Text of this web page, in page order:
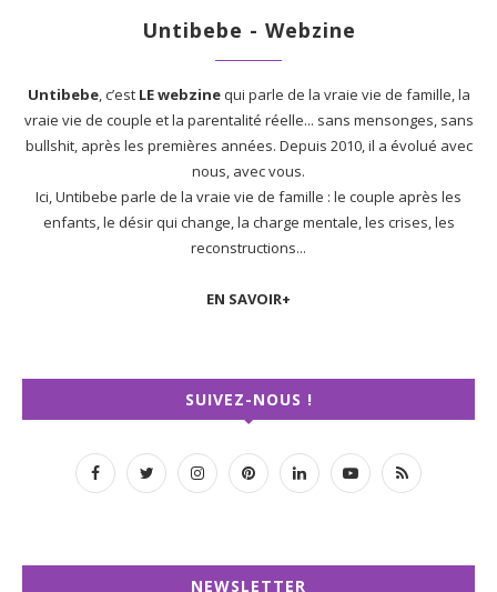
Untibebe - Webzine
Untibebe, c’est LE webzinequi parle de la vraie vie de famille, la
vraie vie de couple et la parentalité réelle... sans mensonges, sans
bullshit, après les premières années. Depuis 2010, il a évolué avec
nous, avec vous.
Ici, Untibebe parle de la vraie vie de famille : le couple après les
enfants, le désir qui change, la charge mentale, les crises, les
reconstructions...
EN SAVOIR+
SUIVEZ-NOUS !
NEWSLETTER